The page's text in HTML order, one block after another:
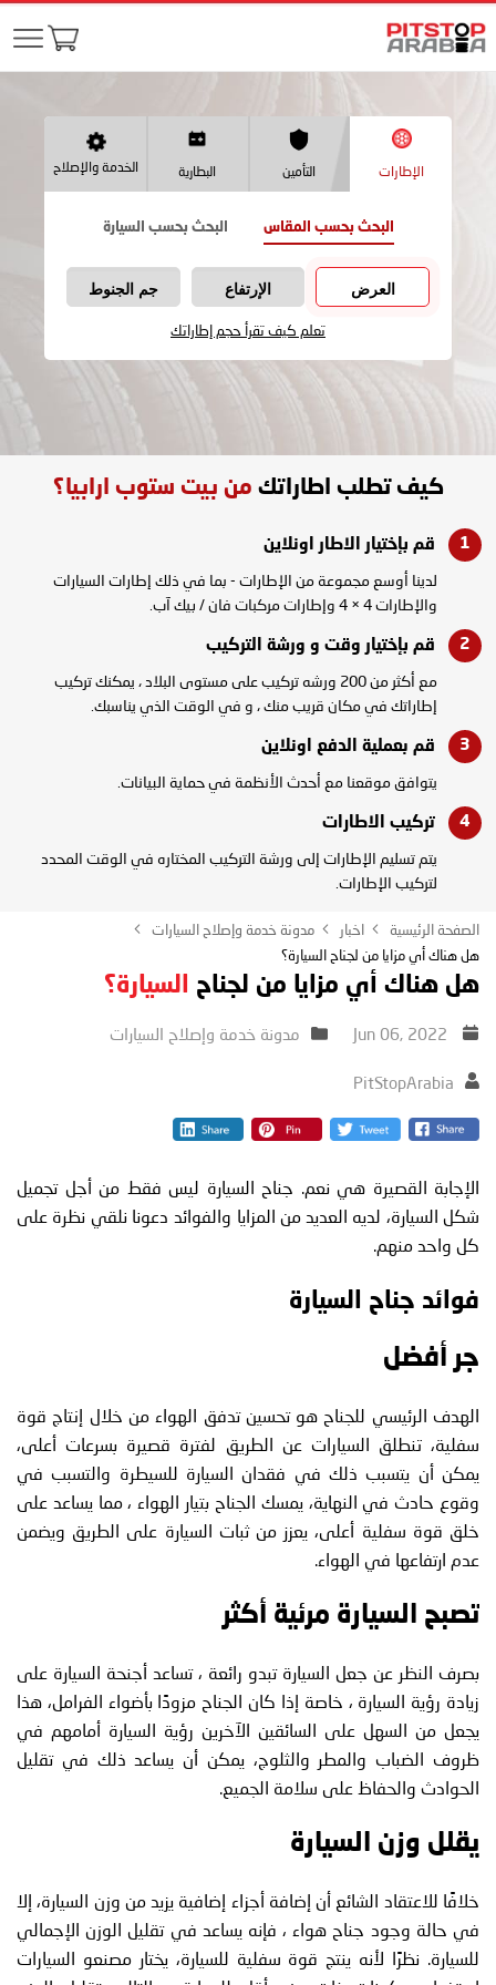
الإطارات التأمين البطارية الخدمة والإصلاح
البحث بحسب المقاس البحث بحسب السيارة
العرض الإرتفاع جم الجنوط
تعلم كيف تقرأ حجم إطاراتك
كيف تطلب اطاراتك من بيت ستوب ارابيا؟
قم بإختيار الاطار اونلاين
لدينا أوسع مجموعة من الإطارات - بما في ذلك إطارات السيارات
والإطارات 4 × 4 وإطارات مركبات فان / بيك آب.
قم بإختيار وقت و ورشة التركيب
مع أكثر من 200 ورشه تركيب على مستوى البلاد ، يمكنك تركيب
إطاراتك في مكان قريب منك ، و في الوقت الذي يناسبك.
قم بعملية الدفع اونلاين
يتوافق موقعنا مع أحدث الأنظمة في حماية البيانات.
تركيب الاطارات
يتم تسليم الإطارات إلى ورشة التركيب المختاره في الوقت المحدد
لتركيب الإطارات.
الصفحة الرئيسية اخبار
مدونة خدمة وإصلاح السيارات
هل هناك أي مزايا من لجناح السيارة؟
هل هناك أي مزايا من لجناح السيارة؟
مدونة خدمة وإصلاح السيارات
PitStopArabia
الإجابة القصيرة هي نعم. جناح السيارة ليس فقط من أجل تجميل
شكل السيارة، لديه العديد من المزايا والفوائد دعونا نلقي نظرة على
كل واحد منهم.
فوائد جناح السيارة
جر أفضل
الهدف الرئيسي للجناح هو تحسين تدفق الهواء من خلال إنتاج قوة
سفلية، تنطلق السيارات عن الطريق لفترة قصيرة بسرعات أعلى،
يمكن أن يتسبب ذلك في فقدان السيارة للسيطرة والتسبب في
وقوع حادث في النهاية، يمسك الجناح بتيار الهواء ، مما يساعد على
خلق قوة سفلية أعلى، يعزز من ثبات السيارة على الطريق ويضمن
عدم ارتفاعها في الهواء.
تصبح السيارة مرئية أكثر
بصرف النظر عن جعل السيارة تبدو رائعة ، تساعد أجنحة السيارة على
زيادة رؤية السيارة ، خاصة إذا كان الجناح مزودًا بأضواء الفرامل، هذا
يجعل من السهل على السائقين الآخرين رؤية السيارة أمامهم في
ظروف الضباب والمطر والثلوج، يمكن أن يساعد ذلك في تقليل
الحوادث والحفاظ على سلامة الجميع.
يقلل وزن السيارة
خلافًا للاعتقاد الشائع أن إضافة أجزاء إضافية يزيد من وزن السيارة، إلا
في حالة وجود جناح هواء ، فإنه يساعد في تقليل الوزن الإجمالي
للسيارة. نظرًا لأنه ينتج قوة سفلية للسيارة، يختار مصنعو السيارات